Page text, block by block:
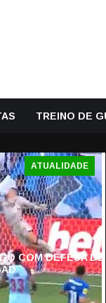
TREINO DE
COM DEFESA DE
ATUALIDADE